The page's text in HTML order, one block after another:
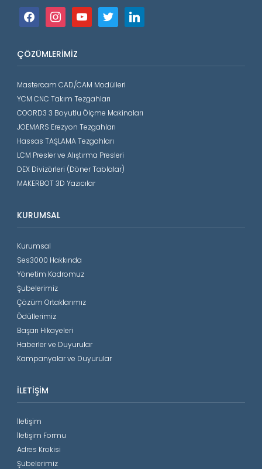
facebookinstagramyoutube twitter linkedin
ÇÖZÜMLERIMIZ
Mastercam CAD/CAM Modülleri
YCM CNC Takım Tezgahları
COORD3 3 Boyutlu Ölçme Makinaları
JOEMARS Erezyon Tezgahları
Hassas TAŞLAMA Tezgahları
LCM Presler ve Alıştırma Presleri
DEX Divizörleri (Döner Tablalar)
MAKERBOT 3D Yazıcılar
KURUMSAL
Kurumsal
Ses3000 Hakkında
Yönetim Kadromuz
Şubelerimiz
Çözüm Ortaklarımız
Ödüllerimiz
Başarı Hikayeleri
Haberler ve Duyurular
Kampanyalar ve Duyurular
İLETIŞIM
İletişim
İletişim Formu
Adres Krokisi
Şubelerimiz